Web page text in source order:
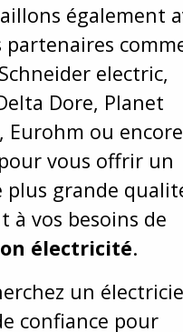
également
electric,
Dore, Planet
Eurohm ou encore
vous offrir un
plus grande
à vos besoins de
électricité.
un
confiance pour